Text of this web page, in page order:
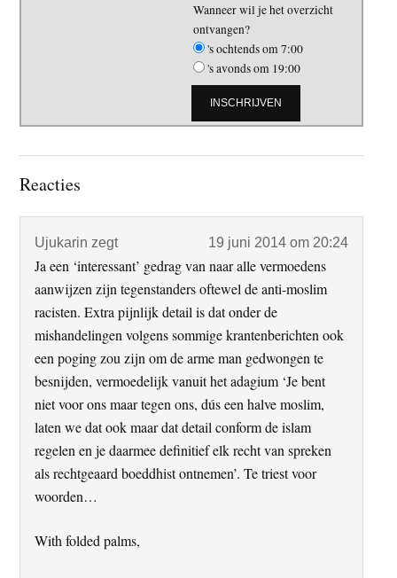
Wanneer wil je het overzicht
ontvangen?
's ochtends om 7:00
's avonds om 19:00
Lees
Reacties
Ujukarin zegt 19 juni 2014 om 20:24
Ja een ‘interessant’ gedrag van naar alle vermoedens
aanwijzen zijn tegenstanders oftewel de anti-moslim
racisten. Extra pijnlijk detail is dat onder de
mishandelingen volgens sommige krantenberichten ook
een poging zou zijn om de arme man gedwongen te
besnijden, vermoedelijk vanuit het adagium ‘Je bent
niet voor ons maar tegen ons, dús een halve moslim,
laten we dat ook maar dat detail conform de islam
regelen en je daarmee definitief elk recht van spreken
als rechtgeaard boeddhist ontnemen’. Te triest voor
woorden…
With folded palms,